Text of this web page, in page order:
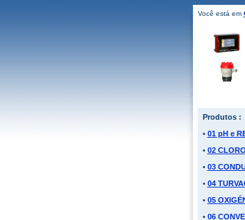
Você está em
Produtos :
• 01 pH e
• 02 CLORO
• 03
• 04
• 05
• 06